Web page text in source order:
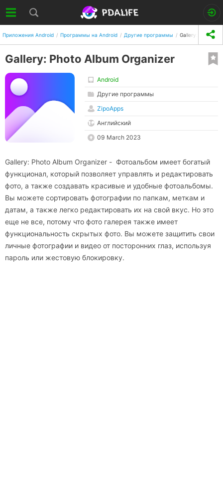
Приложения Android Программы на Android Другие программы Gallery: Photo
Gallery: Photo Album Organizer
Android
Другие программы
ZipoApps
Английский
09 March 2023
Gallery: Photo Album Organizer - Фотоальбом имеет богатый
функционал, который позволяет управлять и редактировать
фото, а также создавать красивые и удобные фотоальбомы.
Вы можете сортировать фотографии по папкам, меткам и
датам, а также легко редактировать их на свой вкус. Но это
еще не все, потому что фото галерея также имеет
функциональность скрытых фото. Вы можете защитить свои
личные фотографии и видео от посторонних глаз, используя
пароль или жестовую блокировку.